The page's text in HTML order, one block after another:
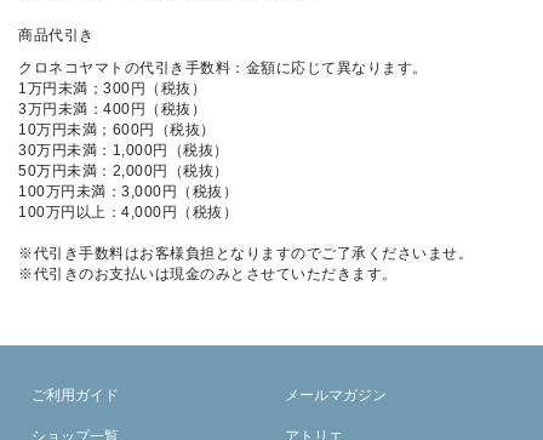
商品代引き
クロネコヤマトの代引き手数料：金額に応じて異なります。
1万円未満；300円（税抜）
3万円未満：400円（税抜）
10万円未満；600円（税抜）
30万円未満：1,000円（税抜）
50万円未満：2,000円（税抜）
100万円未満：3,000円（税抜）
100万円以上：4,000円（税抜）
※代引き手数料はお客様負担となりますのでご了承くださいませ。
※代引きのお支払いは現金のみとさせていただきます。
ご利用ガイド
ショップ一覧
メールマガジン
アトリエ